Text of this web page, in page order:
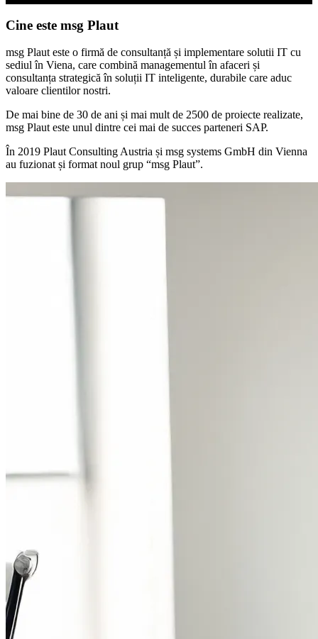
Cine este msg Plaut
msg Plaut este o firmă de consultanță și implementare solutii IT cu
sediul în Viena, care combină managementul în afaceri și
consultanța strategică în soluții IT inteligente, durabile care aduc
valoare clientilor nostri.
De mai bine de 30 de ani și mai mult de 2500 de proiecte realizate,
msg Plaut este unul dintre cei mai de succes parteneri SAP.
În 2019 Plaut Consulting Austria și msg systems GmbH din Vienna
au fuzionat și format noul grup “msg Plaut”.